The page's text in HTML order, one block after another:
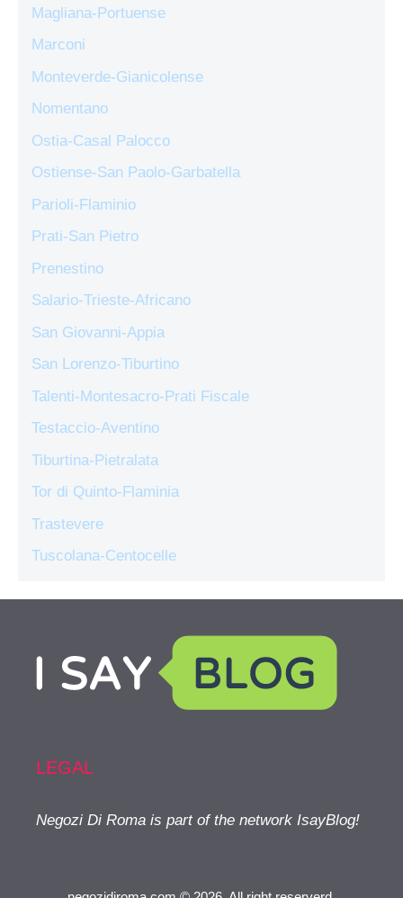
Magliana-Portuense
Marconi
Monteverde-Gianicolense
Nomentano
Ostia-Casal Palocco
Ostiense-San Paolo-Garbatella
Parioli-Flaminio
Prati-San Pietro
Prenestino
Salario-Trieste-Africano
San Giovanni-Appia
San Lorenzo-Tiburtino
Talenti-Montesacro-Prati Fiscale
Testaccio-Aventino
Tiburtina-Pietralata
Tor di Quinto-Flaminia
Trastevere
Tuscolana-Centocelle
LEGAL
Negozi Di Roma is part of the network IsayBlog!